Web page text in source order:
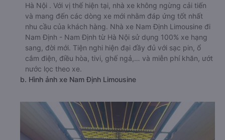
Hà Nội . Với vị thế hiện tại, nhà xe không ngừng cải tiến
và mang đến các dòng xe mới nhằm đáp ứng tốt nhất
nhu cầu của khách hàng. Nhà xe Nam Định Limousine đi
Nam Định - Nam Định từ Hà Nội sử dụng 100% xe hạng
sang, đời mới. Tiện nghi hiện đại đầy đủ với sạc pin, ổ
cắm điện, điều hòa, tivi, ghế ngả,… và miễn phí khăn, ướt
nước lọc theo xe.
b. Hình ảnh xe Nam Định Limousine